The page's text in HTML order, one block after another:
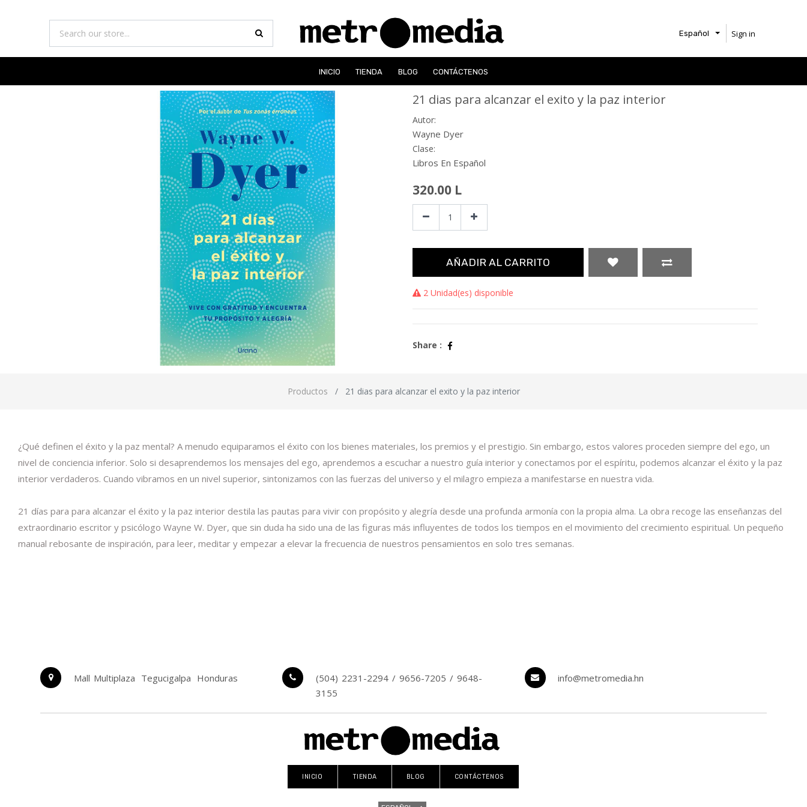
Español Sign in
INICIO TIENDA BLOG CONTÁCTENOS
21 dias para alcanzar el exito y la paz interior
Autor:
Wayne Dyer
Clase:
Libros En Español
320.00 L
AÑADIR AL CARRITO
2 Unidad(es) disponible
Share :
Productos 21 dias para alcanzar el exito y la paz interior
¿Qué definen el éxito y la paz mental? A menudo equiparamos el éxito con los bienes materiales, los premios y el prestigio. Sin embargo, estos valores proceden siempre del ego, un
nivel de conciencia inferior. Solo si desaprendemos los mensajes del ego, aprendemos a escuchar a nuestro guía interior y conectamos por el espíritu, podemos alcanzar el éxito y la paz
interior verdaderos. Cuando vibramos en un nivel superior, sintonizamos con las fuerzas del universo y el milagro empieza a manifestarse en nuestra vida.
21 días para para alcanzar el éxito y la paz interior destila las pautas para vivir con propósito y alegría desde una profunda armonía con la propia alma. La obra recoge las enseñanzas del
extraordinario escritor y psicólogo Wayne W. Dyer, que sin duda ha sido una de las figuras más influyentes de todos los tiempos en el movimiento del crecimiento espiritual. Un pequeño
manual rebosante de inspiración, para leer, meditar y empezar a elevar la frecuencia de nuestros pensamientos en solo tres semanas.
Mall Multiplaza Tegucigalpa Honduras
(504) 2231-2294 / 9656-7205 / 9648-
3155
info@metromedia.hn
INICIO TIENDA BLOG CONTÁCTENOS